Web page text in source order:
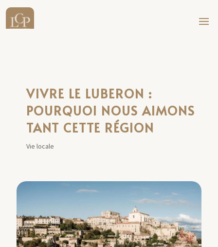
VIVRE LE LUBERON :
POURQUOI NOUS AIMONS
TANT CETTE RÉGION
Vie locale